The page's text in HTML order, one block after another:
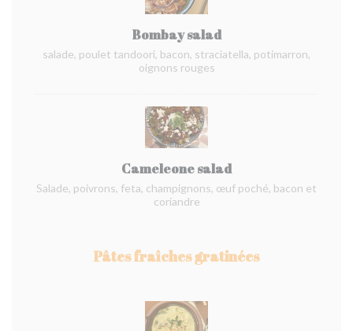
Bombay salad
salade, poulet tandoori, bacon, straciatella, potimarron,
oignons rouges
Cameleone salad
Salade, poivrons, feta, champignons, œuf poché, bacon et
coriandre
Pâtes fraîches gratinées